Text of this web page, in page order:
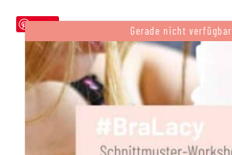
Save
Gerade nicht verfügbar